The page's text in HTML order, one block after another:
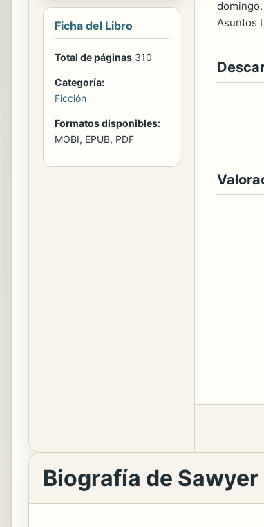
Ficha del Libro
Total de páginas 310
Categoría:
Ficción
Formatos disponibles:
MOBI, EPUB, PDF
Asuntos
Biografía de